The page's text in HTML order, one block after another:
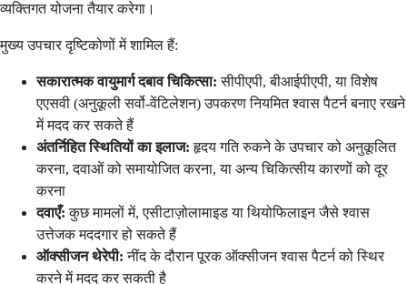
व्यक्तिगत योजना तैयार करेगा।
मुख्य उपचार दृष्टिकोणों में शामिल हैं:
सकारात्मक वायुमार्ग दबाव चिकित्सा: सीपीएपी, बीआईपीएपी, या विशेष
एएसवी (अनुकूली सर्वो-वेंटिलेशन) उपकरण नियमित श्वास पैटर्न बनाए रखने
में मदद कर सकते हैं
अंतर्निहित स्थितियों का इलाज: हृदय गति रुकने के उपचार को अनुकूलित
करना, दवाओं को समायोजित करना, या अन्य चिकित्सीय कारणों को दूर
करना
दवाएँ: कुछ मामलों में, एसीटाज़ोलामाइड या थियोफिलाइन जैसे श्वास
उत्तेजक मददगार हो सकते हैं
ऑक्सीजन थेरेपी: नींद के दौरान पूरक ऑक्सीजन श्वास पैटर्न को स्थिर
करने में मदद कर सकती है